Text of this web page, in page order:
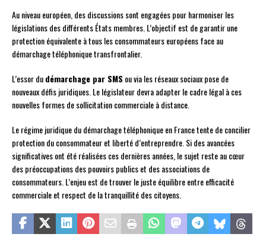
Au niveau européen, des discussions sont engagées pour harmoniser les
législations des différents États membres. L’objectif est de garantir une
protection équivalente à tous les consommateurs européens face au
démarchage téléphonique transfrontalier.
L’essor dudémarchage par SMS ou via les réseaux sociaux pose de
nouveaux défis juridiques. Le législateur devra adapter le cadre légal à ces
nouvelles formes de sollicitation commerciale à distance.
Le régime juridique du démarchage téléphonique en France tente de concilier
protection du consommateur et liberté d’entreprendre. Si des avancées
significatives ont été réalisées ces dernières années, le sujet reste au cœur
des préoccupations des pouvoirs publics et des associations de
consommateurs. L’enjeu est de trouver le juste équilibre entre efficacité
commerciale et respect de la tranquillité des citoyens.